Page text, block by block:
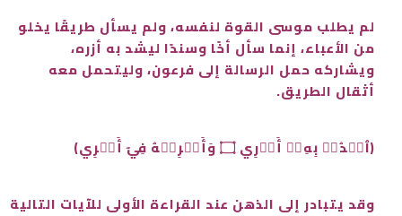
لم يطلب موسى القوة لنفسه، ولم يسأل طريقًا يخلو
من الأعباء، إنما سأل أخًا وسندًا ليشد به أزره،
ويشاركه حمل الرسالة إلى فرعون، وليتحمل معه
أثقال الطريق.
﴿ٱشۡدُدۡ بِهِۦٓ أَزۡرِي ۝ وَأَشۡرِكۡهُ فِيٓ أَمۡرِي﴾
وقد يتبادر إلى الذهن عند القراءة الأولى للآيات التالية